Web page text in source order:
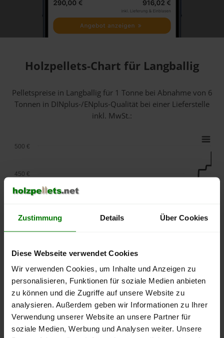
Zustimmung Details Über Cookies
Diese Webseite verwendet Cookies
Wir verwenden Cookies, um Inhalte und Anzeigen zu
personalisieren, Funktionen für soziale Medien anbieten
zu können und die Zugriffe auf unsere Website zu
analysieren. Außerdem geben wir Informationen zu Ihrer
Verwendung unserer Website an unsere Partner für
soziale Medien, Werbung und Analysen weiter. Unsere
Holzpellets-Chart für Langballig
Pelletspreise in Langballig für 1 Tonne bei Abnahmevon 6
Tonnen in DINplus-/ENplus-Qualität bei einer Lieferstelle
inkl. MwSt.:
lose Ware Sackware
September
Januar
Mai
250 €
300 €
450 €
500 €
Die aktuelle Preisentwicklung für Holzpellets in Deutschland